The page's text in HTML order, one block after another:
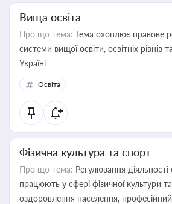
Вища освіта
Про що тема: Тема охоплює правове
системи вищої освіти, освітніх рівнів
Україні
Освіта
Фізична культура та спорт
Про що тема: Регулювання діяльності
працюють у сфері фізичної культури
оздоровлення населення,